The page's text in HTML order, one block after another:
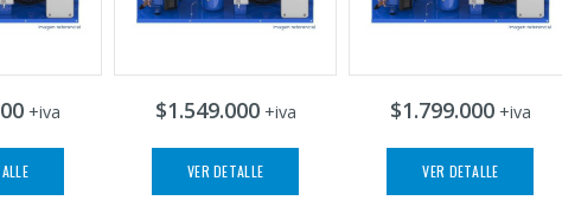
+iva $1.549.000+iva
VER DETALLE
$1.799.000+iva
VER DETALLE